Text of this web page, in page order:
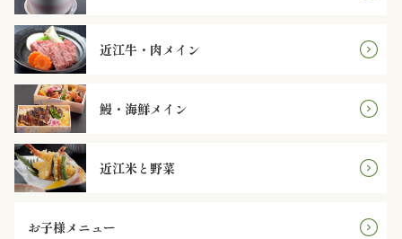
オ
ー
ド
ブ
ル
寿
近江牛・肉メイン
鰻・海鮮メイン
近江米と野菜
お子様メニュー